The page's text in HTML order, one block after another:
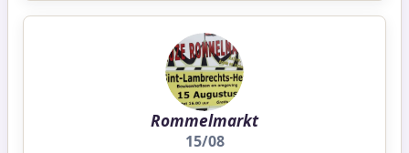
Rommelmarkt
15/08